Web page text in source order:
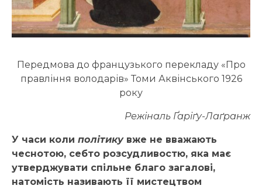
Передмова до французького перекладу «Про
правління володарів» Томи Аквінського 1926
року
Режіналь Ґаріґу-Лаґранж
У часи коли політикувже не вважають
чеснотою, себто розсудливостю, яка має
утверджувати спільне благо загалові,
натомість називають її мистецтвом